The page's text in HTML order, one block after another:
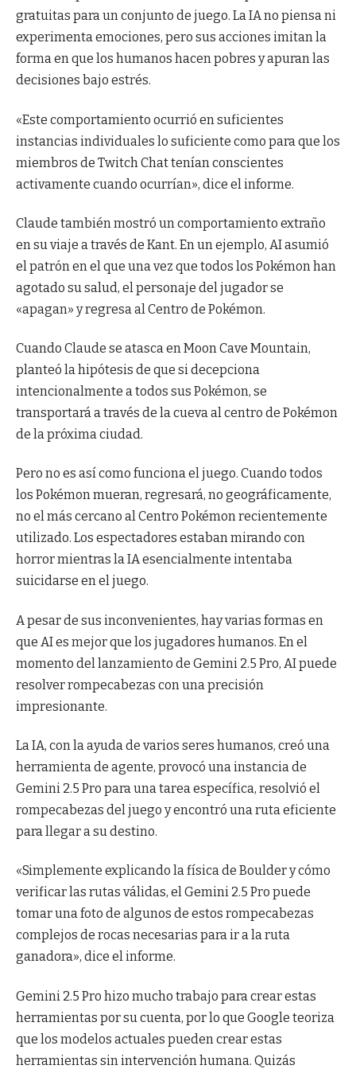
gratuitas para un conjunto de juego. La IA no piensa ni
experimenta emociones, pero sus acciones imitan la
forma en que los humanos hacen pobres y apuran las
decisiones bajo estrés.
«Este comportamiento ocurrió en suficientes
instancias individuales lo suficiente como para que los
miembros de Twitch Chat tenían conscientes
activamente cuando ocurrían», dice el informe.
Claude también mostró un comportamiento extraño
en su viaje a través de Kant. En un ejemplo, AI asumió
el patrón en el que una vez que todos los Pokémon han
agotado su salud, el personaje del jugador se
«apagan» y regresa al Centro de Pokémon.
Cuando Claude se atasca en Moon Cave Mountain,
planteó la hipótesis de que si decepciona
intencionalmente a todos sus Pokémon, se
transportará a través de la cueva al centro de Pokémon
de la próxima ciudad.
Pero no es así como funciona el juego. Cuando todos
los Pokémon mueran, regresará, no geográficamente,
no el más cercano al Centro Pokémon recientemente
utilizado. Los espectadores estaban mirando con
horror mientras la IA esencialmente intentaba
suicidarse en el juego.
A pesar de sus inconvenientes, hay varias formas en
que AI es mejor que los jugadores humanos. En el
momento del lanzamiento de Gemini 2.5 Pro, AI puede
resolver rompecabezas con una precisión
impresionante.
La IA, con la ayuda de varios seres humanos, creó una
herramienta de agente, provocó una instancia de
Gemini 2.5 Pro para una tarea específica, resolvió el
rompecabezas del juego y encontró una ruta eficiente
para llegar a su destino.
«Simplemente explicando la física de Boulder y cómo
verificar las rutas válidas, el Gemini 2.5 Pro puede
tomar una foto de algunos de estos rompecabezas
complejos de rocas necesarias para ir a la ruta
ganadora», dice el informe.
Gemini 2.5 Pro hizo mucho trabajo para crear estas
herramientas por su cuenta, por lo que Google teoriza
que los modelos actuales pueden crear estas
herramientas sin intervención humana. Quizás